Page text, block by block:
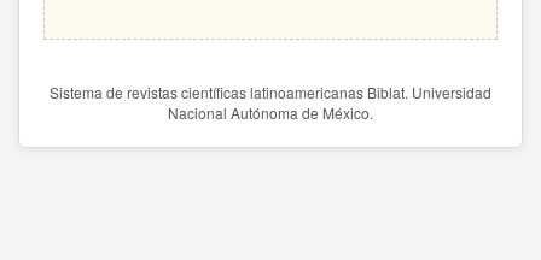
Sistema de revistas científicas latinoamericanas Biblat. Universidad
Nacional Autónoma de México.